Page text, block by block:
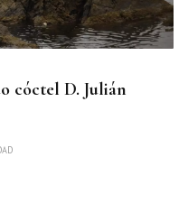
cóctel D. Julián